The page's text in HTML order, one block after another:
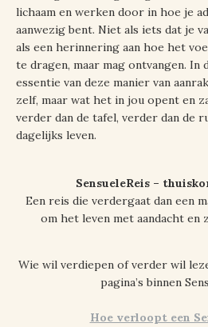
lichaam en werken door in hoe je
aanwezig bent. Niet als iets dat je
als een herinnering aan hoe het
te dragen, maar mag ontvangen.
essentie van deze manier van
zelf, maar wat het in jou opent en
verder dan de tafel, verder dan de
dagelijks leven.
SensueleReis –
Een reis die verdergaat dan een
om het leven met aandacht en
Wie wil verdiepen of verder wil
pagina’s binnen
Hoe verloopt een